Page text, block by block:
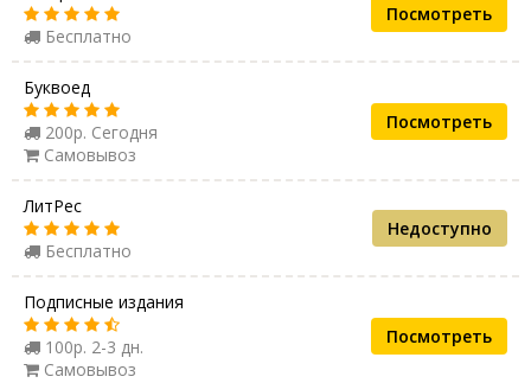
Бесплатно
Посмотреть
Буквоед
200р. Сегодня
Самовывоз
Посмотреть
ЛитРес
Бесплатно
Недоступно
Подписные издания
100р. 2-3 дн.
Самовывоз
Посмотреть